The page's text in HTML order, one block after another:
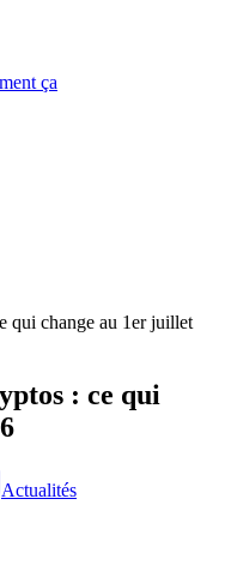
ça
qui change au 1er juillet
: ce qui
Actualités